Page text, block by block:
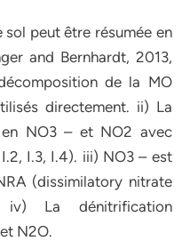
peut être résumée en
and Bernhardt, 2013,
de la MO
directement. ii) La
NO3 – et NO2 avec
I.3, I.4). iii) NO3 – est
(dissimilatory nitrate
iv) La dénitrification
N2O.